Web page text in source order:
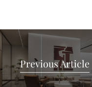
Previous Article